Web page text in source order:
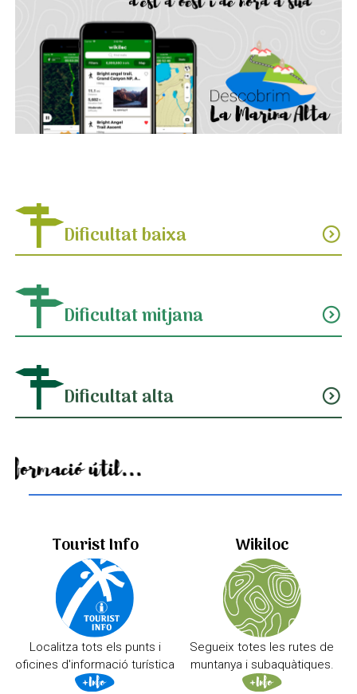
Dificultat baixa expand_circle_down
Dificultat mitjana expand_circle_down
Dificultat alta expand_circle_down
Informació útil...
Tourist Info
Localitza tots els punts i
oficines d'informació turística
Wikiloc
Segueix totes les rutes de
muntanya i subaquàtiques.